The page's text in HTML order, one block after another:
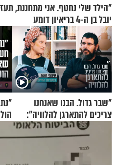
"הילד שלי נחטף. אני מתחננת,
יובל בן ה-4 בריאיון דומע
"שבר גדול. הבנו שאנחנו
צריכים להתארגן להלוויה":
זוגיות במבחן, הפעם עם מרים
וגד דנינו